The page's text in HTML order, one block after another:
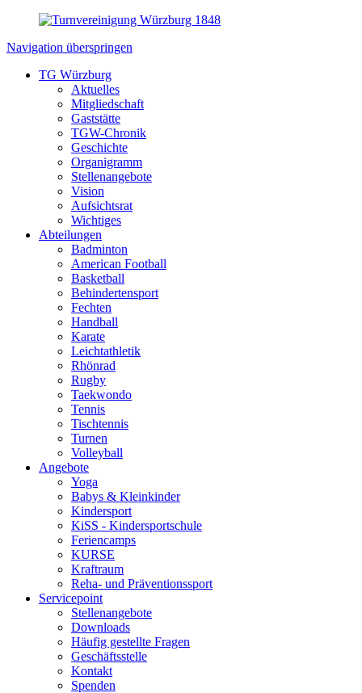
Navigation überspringen
TG Würzburg
Aktuelles
Mitgliedschaft
Gaststätte
TGW-Chronik
Geschichte
Organigramm
Stellenangebote
Vision
Aufsichtsrat
Wichtiges
Abteilungen
Badminton
American Football
Basketball
Behindertensport
Fechten
Handball
Karate
Leichtathletik
Rhönrad
Rugby
Taekwondo
Tennis
Tischtennis
Turnen
Volleyball
Angebote
Yoga
Babys & Kleinkinder
Kindersport
KiSS - Kindersportschule
Feriencamps
KURSE
Kraftraum
Reha- und Präventionssport
Servicepoint
Stellenangebote
Downloads
Häufig gestellte Fragen
Geschäftsstelle
Kontakt
Spenden